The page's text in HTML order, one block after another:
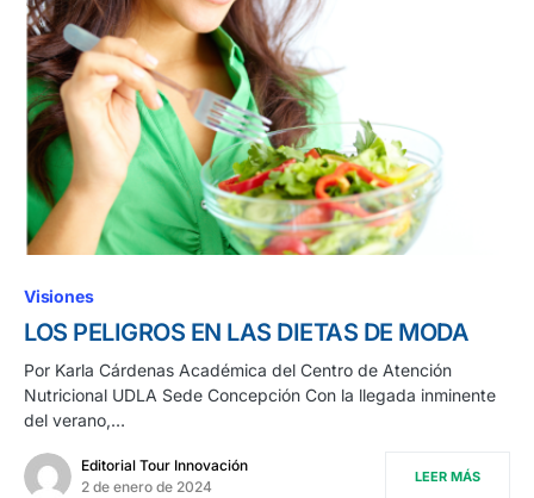
Visiones
LOS PELIGROS EN LAS DIETAS DE MODA
Por Karla Cárdenas Académica del Centro de Atención
Nutricional UDLA Sede Concepción Con la llegada inminente
del verano,…
Editorial Tour Innovación
2 de enero de 2024
LEER MÁS